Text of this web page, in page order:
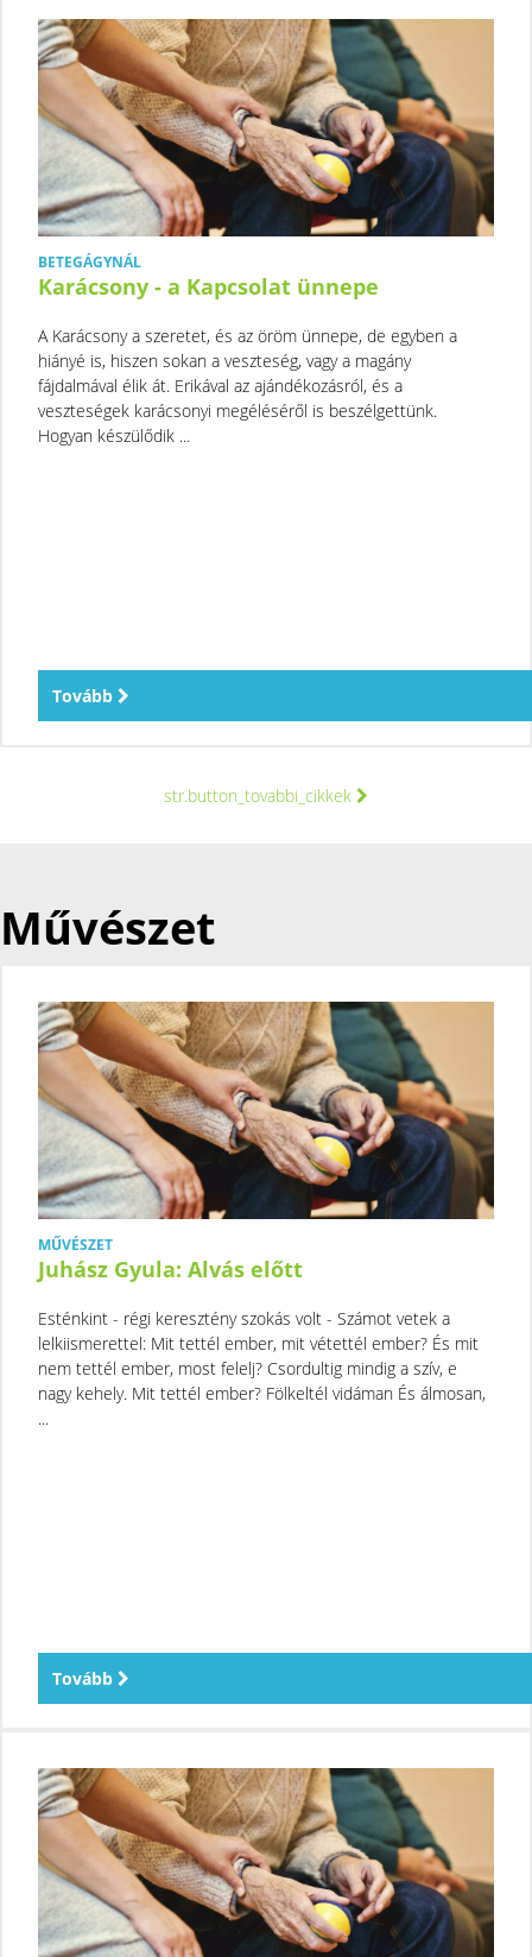
BETEGÁGYNÁL
Karácsony - a Kapcsolat ünnepe
A Karácsony a szeretet, és az öröm ünnepe, de egyben a
hiányé is, hiszen sokan a veszteség, vagy a magány
fájdalmával élik át. Erikával az ajándékozásról, és a
veszteségek karácsonyi megéléséről is beszélgettünk.
Hogyan készülődik ...
Tovább
str.button_tovabbi_cikkek
Művészet
MŰVÉSZET
Juhász Gyula: Alvás előtt
Esténkint - régi keresztény szokás volt - Számot vetek a
lelkiismerettel: Mit tettél ember, mit vétettél ember? És mit
nem tettél ember, most felelj? Csordultig mindig a szív, e
nagy kehely. Mit tettél ember? Fölkeltél vidáman És álmosan,
...
Tovább